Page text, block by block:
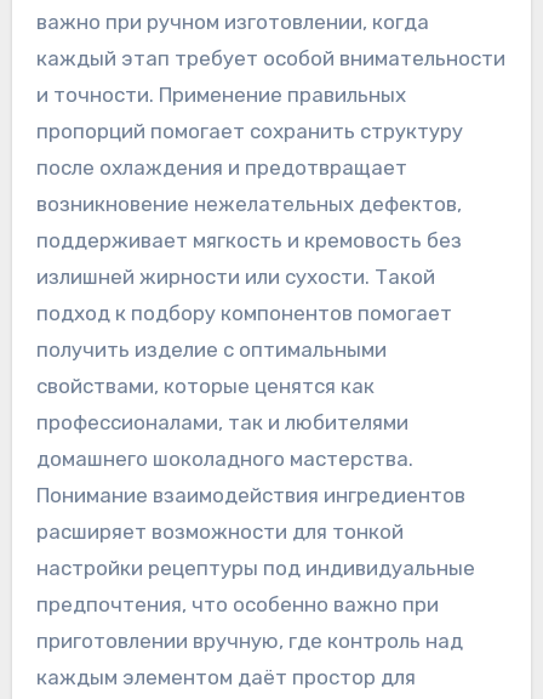
важно при ручном изготовлении, когда
каждый этап требует особой внимательности
и точности. Применение правильных
пропорций помогает сохранить структуру
после охлаждения и предотвращает
возникновение нежелательных дефектов,
поддерживает мягкость и кремовость без
излишней жирности или сухости. Такой
подход к подбору компонентов помогает
получить изделие с оптимальными
свойствами, которые ценятся как
профессионалами, так и любителями
домашнего шоколадного мастерства.
Понимание взаимодействия ингредиентов
расширяет возможности для тонкой
настройки рецептуры под индивидуальные
предпочтения, что особенно важно при
приготовлении вручную, где контроль над
каждым элементом даёт простор для